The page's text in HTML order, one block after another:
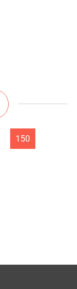
150